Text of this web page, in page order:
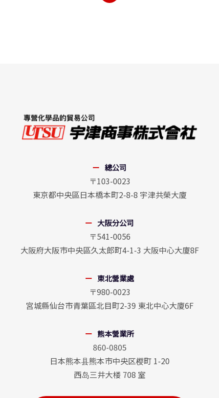
總公司
〒103-0023
東京都中央區日本橋本町2-8-8 宇津共榮大廈
大阪分公司
〒541-0056
大阪府大阪市中央區久太郎町4-1-3 大阪中心大廈8F
東北營業處
〒980-0023
宮城縣仙台市青葉區北目町2-39 東北中心大廈6F
熊本營業所
860-0805
日本熊本县熊本市中央区樱町 1-20
西岛三井大楼 708 室